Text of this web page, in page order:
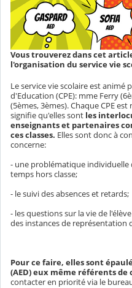
Vous trouverez dans cet
l'organisation du service vie
Le service vie scolaire est animé
d'Education (CPE): mme Ferry
(5èmes, 3èmes). Chaque CPE
signifie qu'elles sont les
enseignants et partenaires
ces classes. Elles sont donc à
concerne:
- une problématique individuelle
temps hors classe;
- le suivi des absences et retards;
- les questions sur la vie de
des instances de représentation
Pour ce faire, elles sont
(AED) eux même référents de
contacter en priorité via le